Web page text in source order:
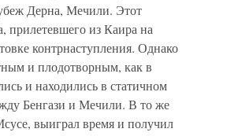
Дерна, Мечили. Этот
прилетевшего из Каира на
контрнаступления. Однако
и плодотворным, как в
и находились в статичном
Бенгази и Мечили. В то же
выиграл время и получил